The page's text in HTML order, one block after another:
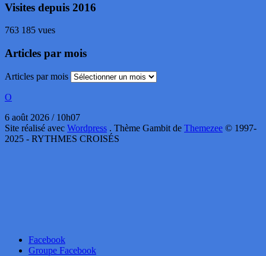
Visites depuis 2016
763 185 vues
Articles par mois
Articles par mois
O
6 août 2026 / 10h07
Site réalisé avec Wordpress . Thème Gambit de Themezee © 1997-
2025 - RYTHMES CROISÉS
Facebook
Groupe Facebook